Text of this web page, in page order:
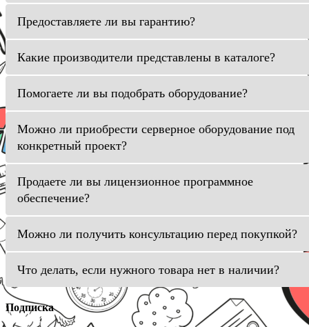
Предоставляете ли вы гарантию?
Какие производители представлены в каталоге?
Помогаете ли вы подобрать оборудование?
Можно ли приобрести серверное оборудование под
конкретный проект?
Продаете ли вы лицензионное программное
обеспечение?
Можно ли получить консультацию перед покупкой?
Что делать, если нужного товара нет в наличии?
Подписка